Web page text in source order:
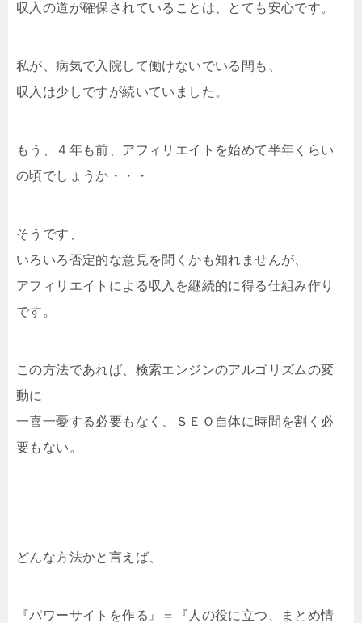
収入の道が確保されていることは、とても安心です。
私が、病気で入院して働けないでいる間も、
収入は少しですが続いていました。
もう、４年も前、アフィリエイトを始めて半年くらい
の頃でしょうか・・・
そうです、
いろいろ否定的な意見を聞くかも知れませんが、
アフィリエイトによる収入を継続的に得る仕組み作り
です。
この方法であれば、検索エンジンのアルゴリズムの変
動に
一喜一憂する必要もなく、ＳＥＯ自体に時間を割く必
要もない。
どんな方法かと言えば、
『パワーサイトを作る』＝『人の役に立つ、まとめ情